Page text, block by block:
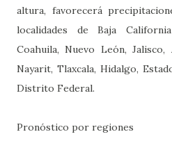
altura, favorecerá
localidades de Baja
Coahuila, Nuevo León, Jalisco,
Nayarit, Tlaxcala, Hidalgo,
Distrito Federal.
Pronóstico por regiones